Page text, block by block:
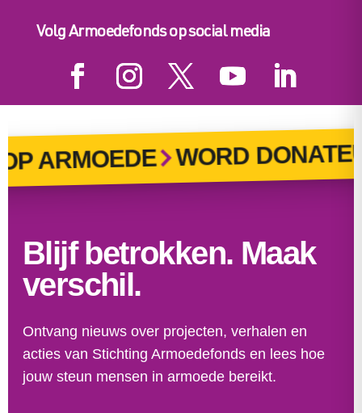
Volg Armoedefonds op social media
ARMOEDE WORD DONATEUR
Blijf betrokken. Maak
verschil.
Ontvang nieuws over projecten, verhalen en
acties van Stichting Armoedefonds en lees hoe
jouw steun mensen in armoede bereikt.